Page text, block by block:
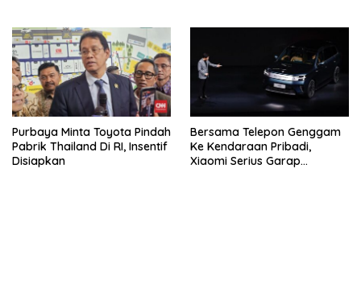
Purbaya Minta Toyota Pindah
Pabrik Thailand Di RI, Insentif
Disiapkan
Bersama Telepon Genggam
Ke Kendaraan Pribadi,
Xiaomi Serius Garap